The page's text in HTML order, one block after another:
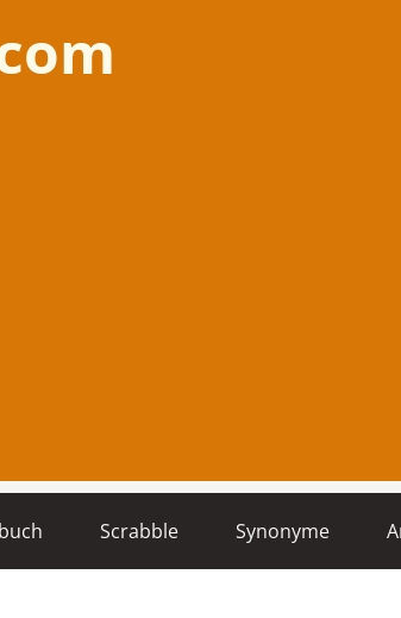
Scrabble Synonyme